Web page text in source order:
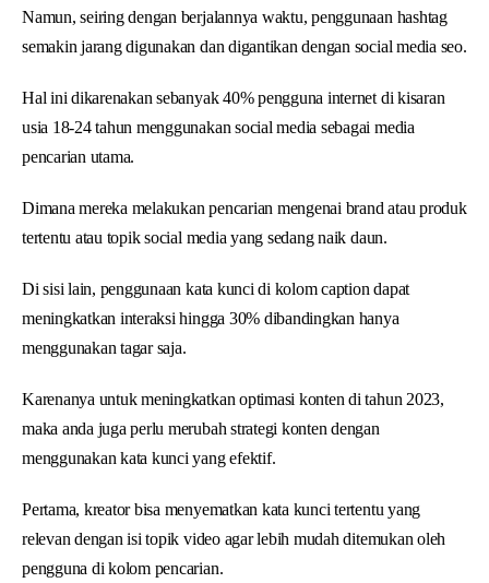
Namun, seiring dengan berjalannya waktu, penggunaan hashtag
semakin jarang digunakan dan digantikan dengan social media seo.
Hal ini dikarenakan sebanyak 40% pengguna internet di kisaran
usia 18-24 tahun menggunakan social media sebagai media
pencarian utama.
Dimana mereka melakukan pencarian mengenai brand atau produk
tertentu atau topik social media yang sedang naik daun.
Di sisi lain, penggunaan kata kunci di kolom caption dapat
meningkatkan interaksi hingga 30% dibandingkan hanya
menggunakan tagar saja.
Karenanya untuk meningkatkan optimasi konten di tahun 2023,
maka anda juga perlu merubah strategi konten dengan
menggunakan kata kunci yang efektif.
Pertama, kreator bisa menyematkan kata kunci tertentu yang
relevan dengan isi topik video agar lebih mudah ditemukan oleh
pengguna di kolom pencarian.